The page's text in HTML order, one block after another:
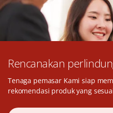
Rencanakan
Tenaga pemasar Kami siap
rekomendasi produk yang